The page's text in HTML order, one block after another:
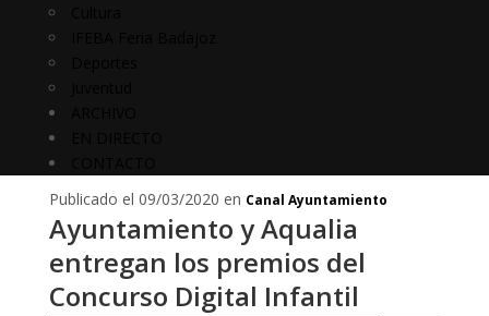
Publicado el 09/03/2020 en Canal Ayuntamiento
Ayuntamiento y Aqualia
entregan los premios del
Concurso Digital Infantil